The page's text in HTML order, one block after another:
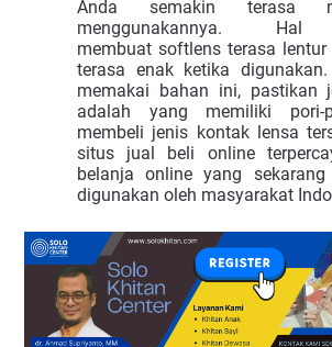
Anda semakin terasa
menggunakannya.
membuat softlens terasa
terasa enak ketika
memakai bahan ini, pastikan
adalah yang memiliki pori-
membeli jenis kontak lensa
situs jual beli online
belanja online yang
digunakan oleh masyarakat